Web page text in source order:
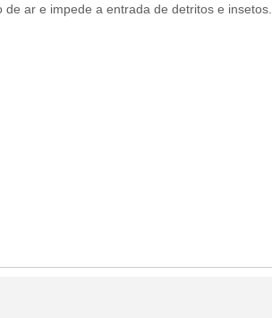
ar e impede a entrada de detritos e insetos.